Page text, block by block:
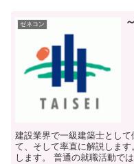
ゼネコン
建設業界で一級建築士とし
て、そして率直に解説しま
します。 普通の就職活動で